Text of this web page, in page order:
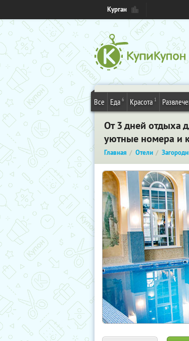
Курган
Все Еда 6 Красота 1
От 3 дней отдыха
уютные номера и
Главная Отели